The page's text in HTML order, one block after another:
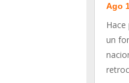
Ago
un